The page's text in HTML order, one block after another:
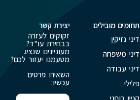
תחומים מובילים
דיני נזיקין
דיני משפחה
דיני עבודה
פלילי
יצירת קשר
זקוקים לעזרה
בבחירת עו"ד?
מעוניינים שנציג
מטעמנו יעזור לכם?
השאירו פרטים
עכשיו: